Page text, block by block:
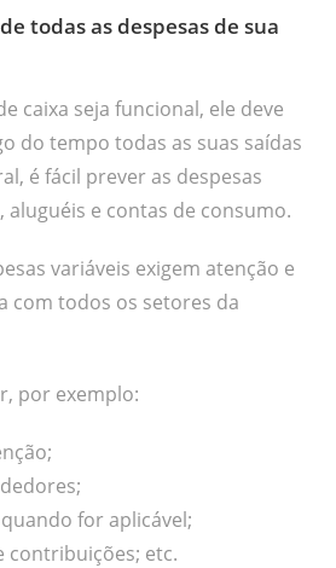
todas as despesas de sua
caixa seja funcional, ele deve
do tempo todas as suas saídas
é fácil prever as despesas
aluguéis e contas de consumo.
variáveis exigem atenção e
com todos os setores da
por exemplo:
for aplicável;
contribuições; etc.